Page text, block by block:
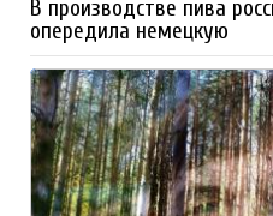
В производстве пива
опередила немецкую